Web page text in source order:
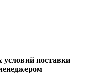
поставки